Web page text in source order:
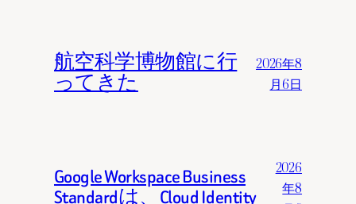
航空科学博物館に行
ってきた
2026年8
月6日
Google Workspace Business
Standardは、Cloud Identity
2026
年8